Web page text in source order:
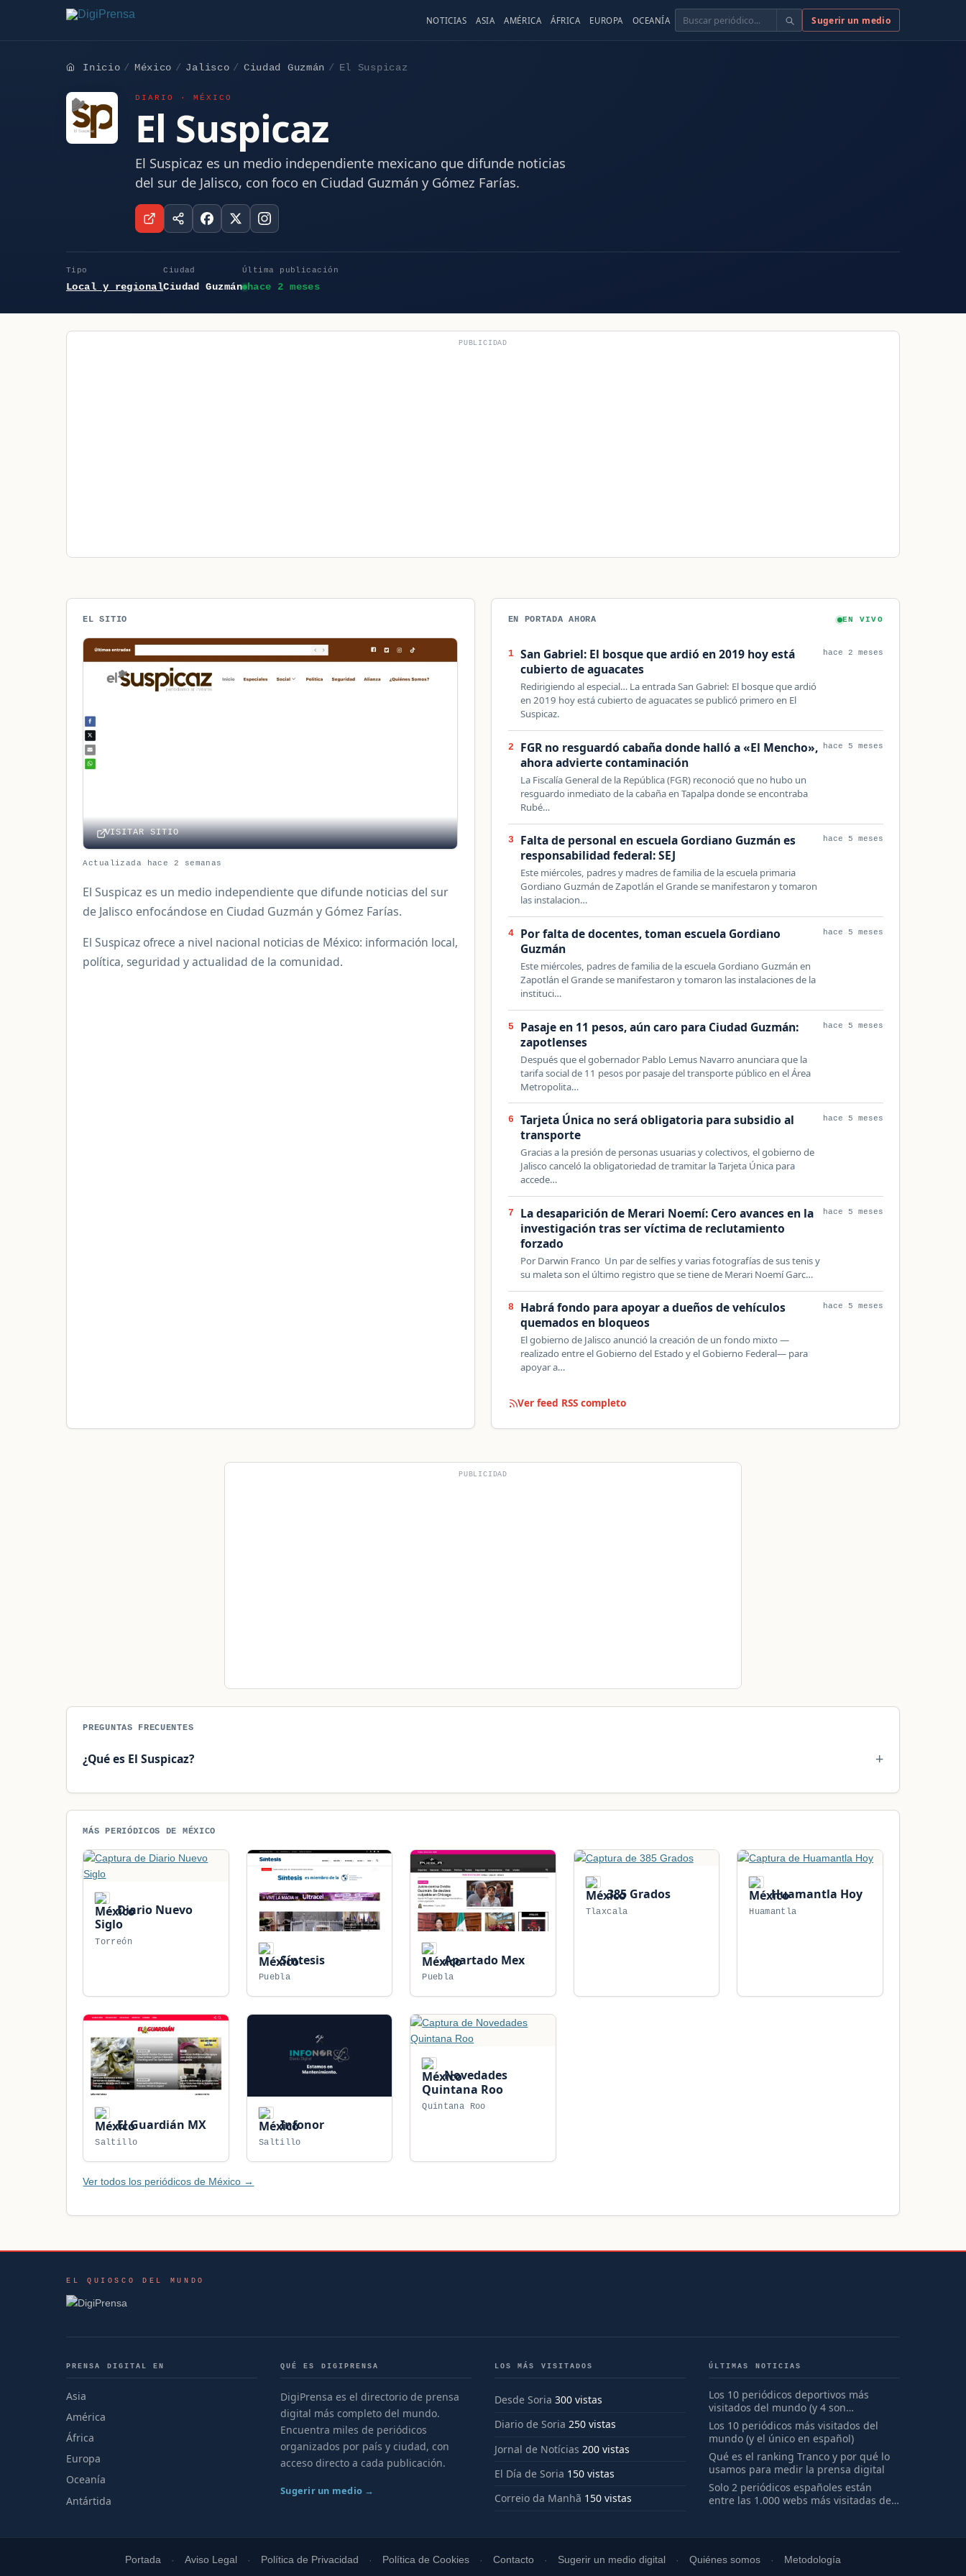
NOTICIAS ASIA AMÉRICA ÁFRICA EUROPA OCEANÍA Buscar Sugerir un medio
Inicio México Jalisco Ciudad Guzmán El Suspicaz
DIARIO · MÉXICO
El Suspicaz
El Suspicaz es un medio independiente mexicano que difunde noticias
del sur de Jalisco, con foco en Ciudad Guzmán y Gómez Farías.
Tipo
Local y regional
Ciudad
Ciudad Guzmán
Última publicación
hace 2 meses
PUBLICIDAD
EL SITIO
VISITAR SITIO
Actualizada hace 2 semanas
El Suspicaz es un medio independiente que difunde noticias del sur
de Jalisco enfocándose en Ciudad Guzmán y Gómez Farías.
El Suspicaz ofrece a nivel nacional noticias de México: información local,
política, seguridad y actualidad de la comunidad.
EN PORTADA AHORA EN VIVO
1
San Gabriel: El bosque que ardió en 2019 hoy está
cubierto de aguacates
Redirigiendo al especial… La entrada San Gabriel: El bosque que ardió
en 2019 hoy está cubierto de aguacates se publicó primero en El
Suspicaz.
hace 2 meses
2
FGR no resguardó cabaña donde halló a «El Mencho»,
ahora advierte contaminación
La Fiscalía General de la República (FGR) reconoció que no hubo un
resguardo inmediato de la cabaña en Tapalpa donde se encontraba
Rubé…
hace 5 meses
3
Falta de personal en escuela Gordiano Guzmán es
responsabilidad federal: SEJ
Este miércoles, padres y madres de familia de la escuela primaria
Gordiano Guzmán de Zapotlán el Grande se manifestaron y tomaron
las instalacion…
hace 5 meses
4
Por falta de docentes, toman escuela Gordiano
Guzmán
Este miércoles, padres de familia de la escuela Gordiano Guzmán en
Zapotlán el Grande se manifestaron y tomaron las instalaciones de la
instituci…
hace 5 meses
5
Pasaje en 11 pesos, aún caro para Ciudad Guzmán:
zapotlenses
Después que el gobernador Pablo Lemus Navarro anunciara que la
tarifa social de 11 pesos por pasaje del transporte público en el Área
Metropolita…
hace 5 meses
6
Tarjeta Única no será obligatoria para subsidio al
transporte
Gracias a la presión de personas usuarias y colectivos, el gobierno de
Jalisco canceló la obligatoriedad de tramitar la Tarjeta Única para
accede…
hace 5 meses
7
La desaparición de Merari Noemí: Cero avances en la
investigación tras ser víctima de reclutamiento
forzado
Por Darwin Franco Un par de selfies y varias fotografías de sus tenis y
su maleta son el último registro que se tiene de Merari Noemí Garc…
hace 5 meses
8
Habrá fondo para apoyar a dueños de vehículos
quemados en bloqueos
El gobierno de Jalisco anunció la creación de un fondo mixto —
realizado entre el Gobierno del Estado y el Gobierno Federal— para
apoyar a…
hace 5 meses
Ver feed RSS completo
PUBLICIDAD
PREGUNTAS FRECUENTES
¿Qué es El Suspicaz?
MÁS PERIÓDICOS DE MÉXICO
Diario Nuevo
Siglo
Torreón
Síntesis
Puebla
Apartado Mex
Puebla
385 Grados
Tlaxcala
Huamantla Hoy
Huamantla
El Guardián MX
Saltillo
Infonor
Saltillo
Novedades
Quintana Roo
Quintana Roo
Ver todos los periódicos de México →
EL QUIOSCO DEL MUNDO
PRENSA DIGITAL EN
Asia
América
África
Europa
Oceanía
Antártida
QUÉ ES DIGIPRENSA
DigiPrensa es el directorio de prensa
digital más completo del mundo.
Encuentra miles de periódicos
organizados por país y ciudad, con
acceso directo a cada publicación.
Sugerir un medio →
LOS MÁS VISITADOS
Desde Soria 300 vistas
Diario de Soria 250 vistas
Jornal de Notícias 200 vistas
El Día de Soria 150 vistas
Correio da Manhã 150 vistas
ÚLTIMAS NOTICIAS
Los 10 periódicos deportivos más
visitados del mundo (y 4 son
españoles)
Los 10 periódicos más visitados del
mundo (y el único en español)
Qué es el ranking Tranco y por qué lo
usamos para medir la prensa digital
Solo 2 periódicos españoles están
entre las 1.000 webs más visitadas del
Portada Aviso Legal Política de Privacidad Política de Cookies Contacto Sugerir un medio digital Quiénes somos Metodología